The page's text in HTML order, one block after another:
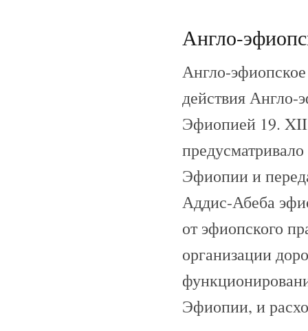
Англо-
Англо-
действия Англо-
Эфиопией 19. XII
Эфиопии и
Аддис-Абеба
от эфиопского
организации
Эфиопии, и